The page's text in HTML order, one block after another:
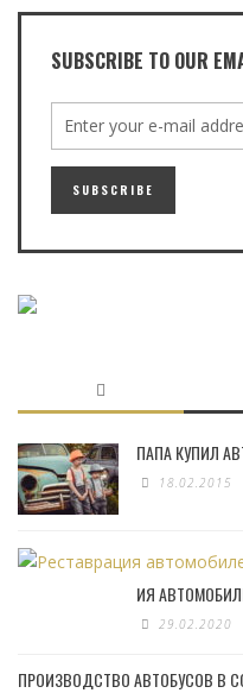
SUBSCRIBE TO OUR
ПАПА КУПИЛ
18.02.2015
ИЯ
29.02.2020
ПРОИЗВОДСТВО АВТОБУСОВ В